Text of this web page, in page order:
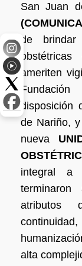
San Juan
de
ameriten
disposición
de Nariño,
nueva
integral a
atributos
alta